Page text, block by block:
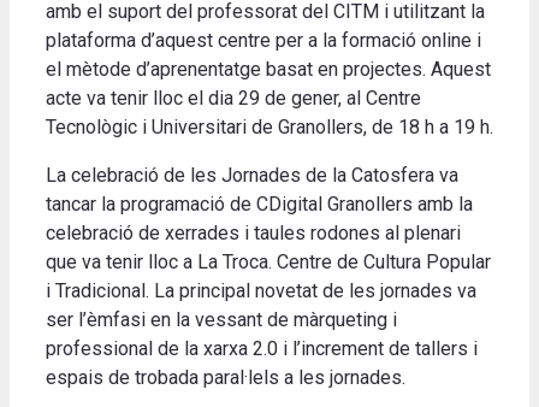
amb el suport del professorat del CITM i utilitzant la
plataforma d’aquest centre per a la formació online i
el mètode d’aprenentatge basat en projectes. Aquest
acte va tenir lloc el dia 29 de gener, al Centre
Tecnològic i Universitari de Granollers, de 18 h a 19 h.
La celebració de les Jornades de la Catosfera va
tancar la programació de CDigital Granollers amb la
celebració de xerrades i taules rodones al plenari
que va tenir lloc a La Troca. Centre de Cultura Popular
i Tradicional. La principal novetat de les jornades va
ser l’èmfasi en la vessant de màrqueting i
professional de la xarxa 2.0 i l’increment de tallers i
espais de trobada paral·lels a les jornades.